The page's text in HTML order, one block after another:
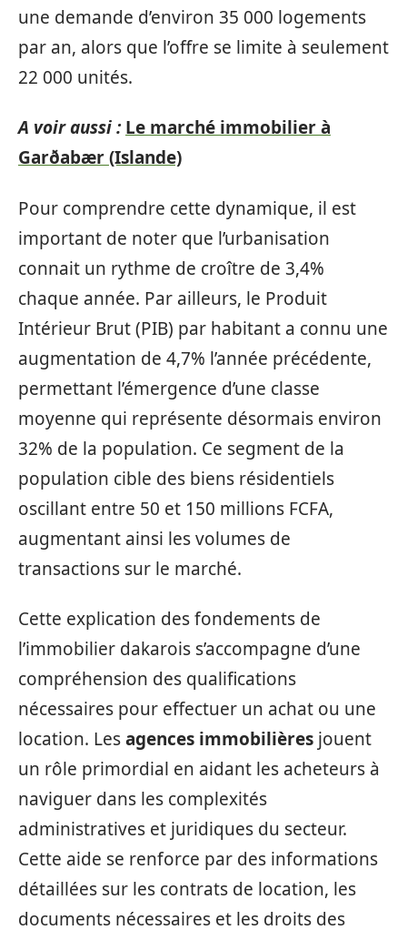
une demande d’environ 35 000 logements
par an, alors que l’offre se limite à seulement
22 000 unités.
A voir aussi : Le marché immobilier à
Garðabær (Islande)
Pour comprendre cette dynamique, il est
important de noter que l’urbanisation
connait un rythme de croître de 3,4%
chaque année. Par ailleurs, le Produit
Intérieur Brut (PIB) par habitant a connu une
augmentation de 4,7% l’année précédente,
permettant l’émergence d’une classe
moyenne qui représente désormais environ
32% de la population. Ce segment de la
population cible des biens résidentiels
oscillant entre 50 et 150 millions FCFA,
augmentant ainsi les volumes de
transactions sur le marché.
Cette explication des fondements de
l’immobilier dakarois s’accompagne d’une
compréhension des qualifications
nécessaires pour effectuer un achat ou une
location. Lesagences immobilières jouent
un rôle primordial en aidant les acheteurs à
naviguer dans les complexités
administratives et juridiques du secteur.
Cette aide se renforce par des informations
détaillées sur les contrats de location, les
documents nécessaires et les droits des